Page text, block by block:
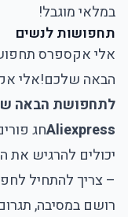
במלאי מוגבל!
תחפושות לנשים
אלי אקספרס
הבאה שלכם!אלי
Aliexpressחג
יכולים להרגיש את
– צריך להתחיל
רושם במסיבה,